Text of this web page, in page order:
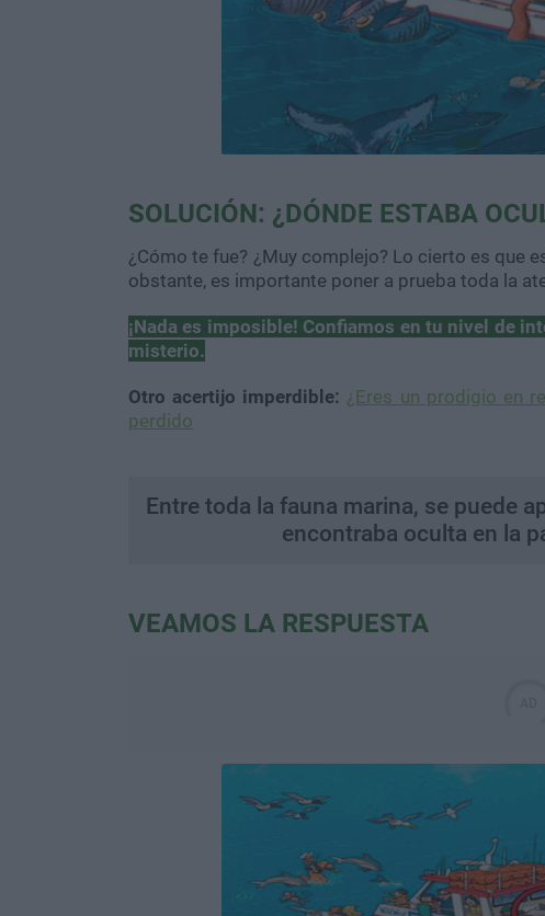
SOLUCIÓN: ¿DÓNDE ESTABA
¿Cómo te fue? ¿Muy complejo? Lo cierto es que
obstante, es importante poner a prueba toda la
¡Nada es imposible! Confiamos en tu nivel de
misterio.
Otro acertijo imperdible: ¿Eres un prodigio en
perdido
Entre toda la fauna marina, se puede
encontraba oculta en la
VEAMOS LA RESPUESTA